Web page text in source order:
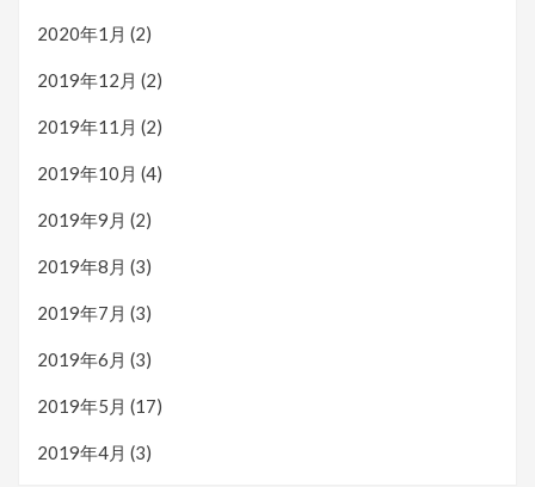
2020年1月 (2)
2019年12月 (2)
2019年11月 (2)
2019年10月 (4)
2019年9月 (2)
2019年8月 (3)
2019年7月 (3)
2019年6月 (3)
2019年5月 (17)
2019年4月 (3)